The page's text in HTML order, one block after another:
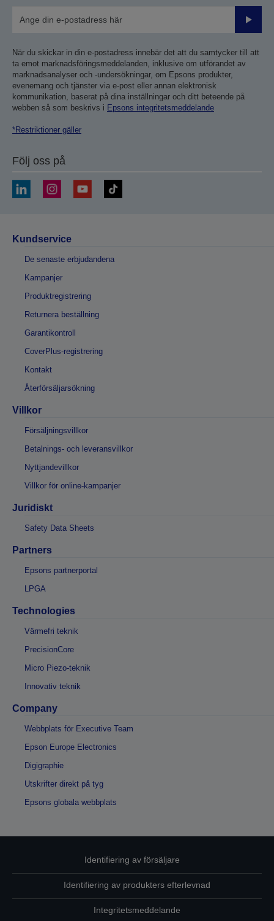
Skicka
När du skickar in din e-postadress innebär det att du samtycker till att
ta emot marknadsföringsmeddelanden, inklusive om utförandet av
marknadsanalyser och -undersökningar, om Epsons produkter,
evenemang och tjänster via e-post eller annan elektronisk
kommunikation, baserat på dina inställningar och ditt beteende på
webben så som beskrivs i Epsons integritetsmeddelande
*Restriktioner gäller
Följ oss på
Kundservice
De senaste erbjudandena
Kampanjer
Produktregistrering
Returnera beställning
Garantikontroll
CoverPlus-registrering
Kontakt
Återförsäljarsökning
Villkor
Försäljningsvillkor
Betalnings- och leveransvillkor
Nyttjandevillkor
Villkor för online-kampanjer
Juridiskt
Safety Data Sheets
Partners
Epsons partnerportal
LPGA
Technologies
Värmefri teknik
PrecisionCore
Micro Piezo-teknik
Innovativ teknik
Company
Webbplats för Executive Team
Epson Europe Electronics
Digigraphie
Utskrifter direkt på tyg
Epsons globala webbplats
Identifiering av försäljare
Identifiering av produkters efterlevnad
Integritetsmeddelande